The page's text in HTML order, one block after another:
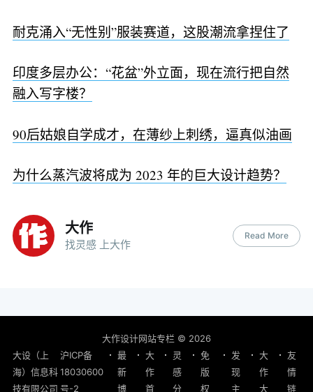
耐克涌入“无性别”服装赛道，这股潮流拿捏住了
印度多层办公：“花盆”外立面，现在流行把自然
融入写字楼？
90后姑娘自学成才，在薄纱上刺绣，逼真似油画
为什么蒸汽波将成为 2023 年的巨大设计趋势？
大作
找灵感 上大作
Read More
大作设计网站专栏 © 2026
大设（上
海）信息科
技有限公司
沪ICP备
18030600
号-2
最
新
博
大
作
首
灵
感
分
免
版
权
发
现
主
大
作
大
友
情
链